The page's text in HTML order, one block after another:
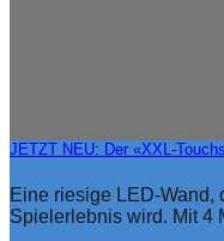
JETZT NEU: Der «XXL-
Eine riesige LED-Wand,
Spielerlebnis wird. Mit 4